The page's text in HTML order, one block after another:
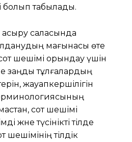
болып табылады.
асыру саласында
мағынасы өте
сот шешімі орындау үшін
заңды тұлғалардың
жауапкершілігін
сот шешімі
және түсінікті тілде
шешімінің тілдік